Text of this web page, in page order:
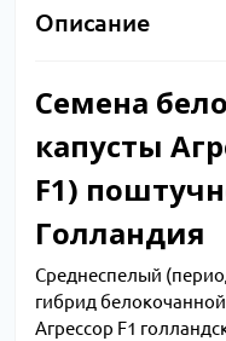
Описание
Семена
капусты
F1)
Голландия
Среднеспелый
гибрид
Агрессор F1